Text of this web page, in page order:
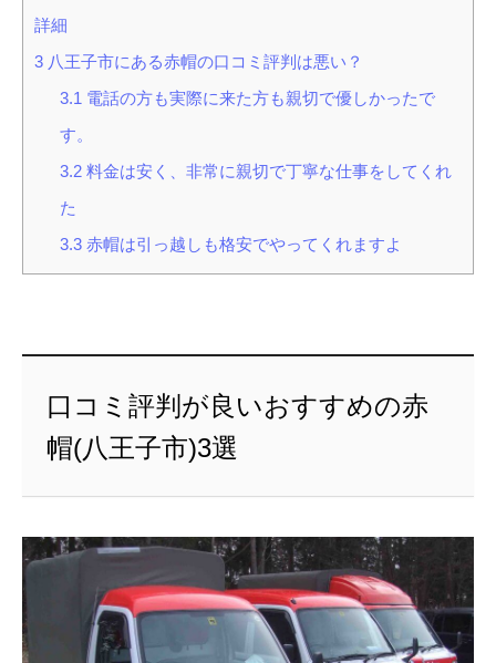
詳細
3 八王子市にある赤帽の口コミ評判は悪い？
3.1 電話の方も実際に来た方も親切で優しかったで
す。
3.2料金は安く、非常に親切で丁寧な仕事をしてくれ
た
3.3赤帽は引っ越しも格安でやってくれますよ
口コミ評判が良いおすすめの赤
帽(八王子市)3選